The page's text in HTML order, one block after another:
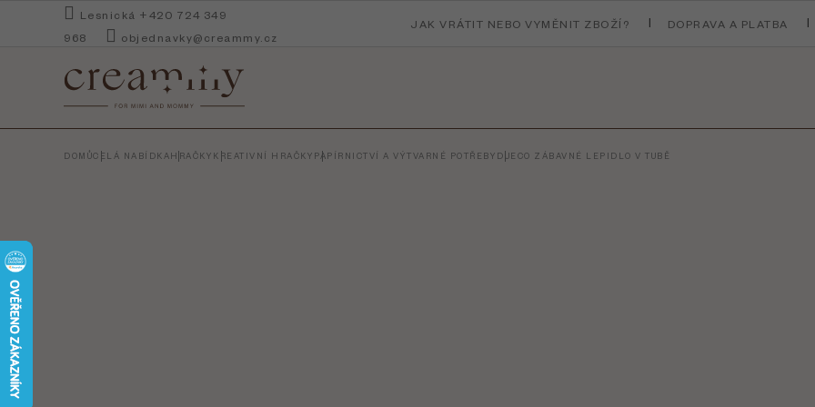
Lesnická +420 724 349
968
objednavky@creammy.cz
JAK VRÁTIT NEBO VYMĚNIT ZBOŽÍ? DOPRAVA A PLATBA
DOMŮCELÁ NABÍDKAHRAČKY KREATIVNÍ HRAČKY PAPÍRNICTVÍ A VÝTVARNÉ POTŘEBY DJECO ZÁBAVNÉ LEPIDLO V TUBĚ